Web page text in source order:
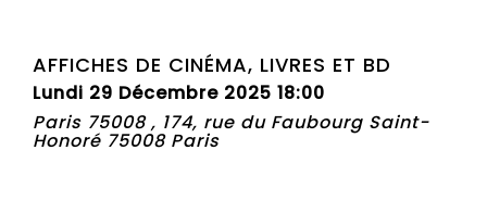
AFFICHES DE CINÉMA, LIVRES ET BD
Lundi 29 Décembre 2025 18:00
Paris 75008 , 174, rue du Faubourg Saint-
Honoré 75008 Paris